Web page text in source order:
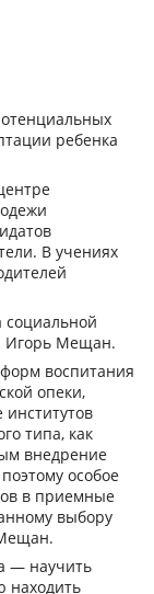
ребенка
В учениях
Игорь Мещан.
воспитания
опеки,
типа, как
внедрение
особое
в приемные
выбору
— научить
находить